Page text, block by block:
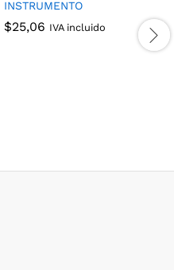
INSTRUMENTO
$25,06 IVA incluido